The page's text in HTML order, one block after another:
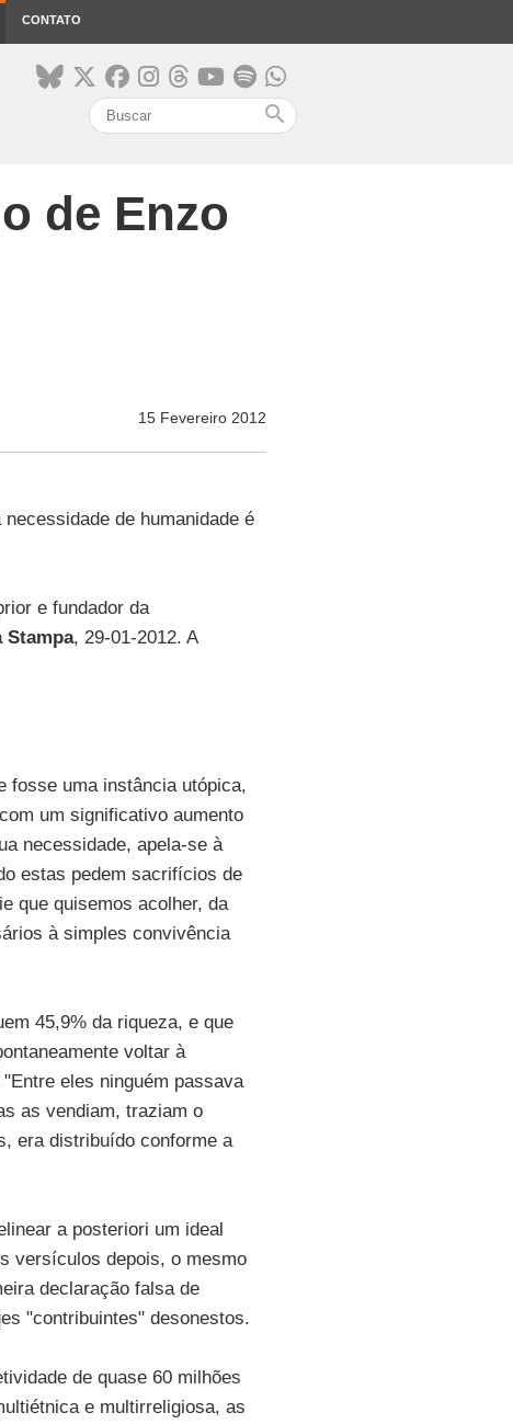
CONTATO
search
de Enzo
15 Fevereiro 2012
de humanidade é
e fundador da
Stampa, 29-01-2012. A
fosse uma instância utópica,
um significativo aumento
necessidade, apela-se à
estas pedem sacrifícios de
que quisemos acolher, da
à simples convivência
45,9% da riqueza, e que
voltar à
eles ninguém passava
as vendiam, traziam o
era distribuído conforme a
a posteriori um ideal
versículos depois, o mesmo
declaração falsa de
"contribuintes" desonestos.
de quase 60 milhões
e multirreligiosa, as